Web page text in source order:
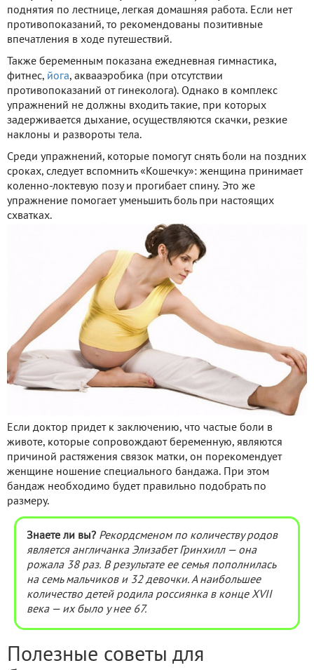
поднятия по лестнице, легкая домашняя работа. Если нет
противопоказаний, то рекомендованы позитивные
впечатления в ходе путешествий.
Также беременным показана ежедневная гимнастика,
фитнес, йога, аквааэробика (при отсутствии
противопоказаний от гинеколога). Однако в комплекс
упражнений не должны входить такие, при которых
задерживается дыхание, осуществляются скачки, резкие
наклоны и развороты тела.
Среди упражнений, которые помогут снять боли на поздних
сроках, следует вспомнить «Кошечку»: женщина принимает
коленно-локтевую позу и прогибает спину. Это же
упражнение помогает уменьшить боль при настоящих
схватках.
Если доктор придет к заключению, что частые боли в
животе, которые сопровождают беременную, являются
причиной растяжения связок матки, он порекомендует
женщине ношение специального бандажа. При этом
бандаж необходимо будет правильно подобрать по
размеру.
Знаете ли вы? Рекордсменом по количеству родов
является англичанка Элизабет Гринхилл — она
рожала 38 раз. В результате ее семья пополнилась
на семь мальчиков и 32 девочки. А наибольшее
количество детей родила россиянка в конце ХVII
века — их было у нее 67.
Полезные советы для